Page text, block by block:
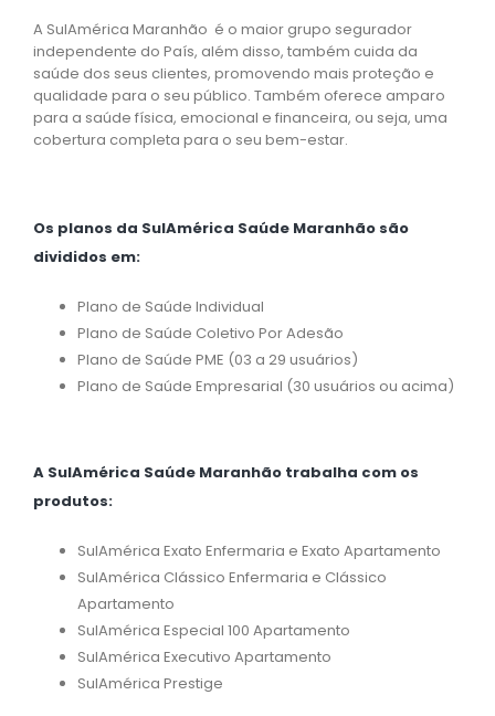
A SulAmérica Maranhão é o maior grupo segurador
independente do País, além disso, também cuida da
saúde dos seus clientes, promovendo mais proteção e
qualidade para o seu público. Também oferece amparo
para a saúde física, emocional e financeira, ou seja, uma
cobertura completa para o seu bem-estar.
Os planos da SulAmérica Saúde Maranhão são
divididos em:
Plano de Saúde Individual
Plano de Saúde Coletivo Por Adesão
Plano de Saúde PME (03 a 29 usuários)
Plano de Saúde Empresarial (30 usuários ou acima)
A SulAmérica Saúde Maranhão trabalha com os
produtos:
SulAmérica Exato Enfermaria e Exato Apartamento
SulAmérica Clássico Enfermaria e Clássico
Apartamento
SulAmérica Especial 100 Apartamento
SulAmérica Executivo Apartamento
SulAmérica Prestige